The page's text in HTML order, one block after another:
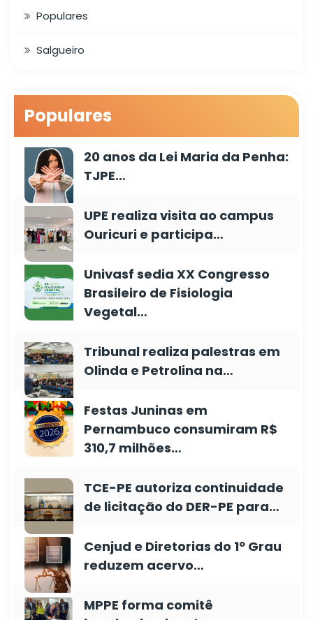
Populares
Salgueiro
Populares
20 anos da Lei Maria da Penha:
TJPE…
UPE realiza visita ao campus
Ouricuri e participa…
Univasf sedia XX Congresso
Brasileiro de Fisiologia
Vegetal…
Tribunal realiza palestras em
Olinda e Petrolina na…
Festas Juninas em
Pernambuco consumiram R$
310,7 milhões…
TCE-PE autoriza continuidade
de licitação do DER-PE para…
Cenjud e Diretorias do 1º Grau
reduzem acervo…
MPPE forma comitê